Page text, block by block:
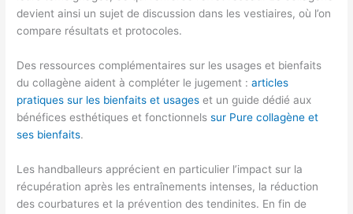
devient ainsi un sujet de discussion dans les vestiaires, où l’on
compare résultats et protocoles.
Des ressources complémentaires sur les usages et bienfaits
du collagène aident à compléter le jugement :articles
pratiques sur les bienfaits et usages et un guide dédié aux
bénéfices esthétiques et fonctionnelssur Pure collagène et
ses bienfaits.
Les handballeurs apprécient en particulier l’impact sur la
récupération après les entraînements intenses, la réduction
des courbatures et la prévention des tendinites. En fin de